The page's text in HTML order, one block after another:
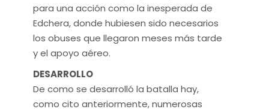
para una acción como la inesperada de
Edchera, donde hubiesen sido necesarios
los obuses que llegaron meses más tarde
y el apoyo aéreo.
DESARROLLO
De como se desarrolló la batalla hay,
como cito anteriormente, numerosas